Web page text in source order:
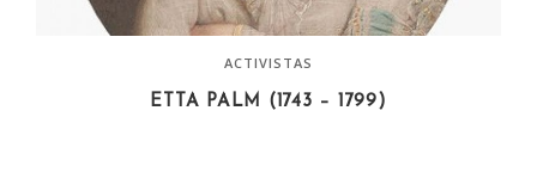
ACTIVISTAS
ETTA PALM (1743 – 1799)